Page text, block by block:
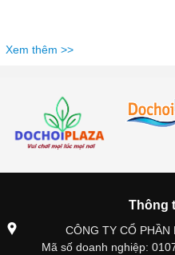
Xem thêm >>
Thông
CÔNG TY CỔ PHẦN
Mã số doanh nghiệp: